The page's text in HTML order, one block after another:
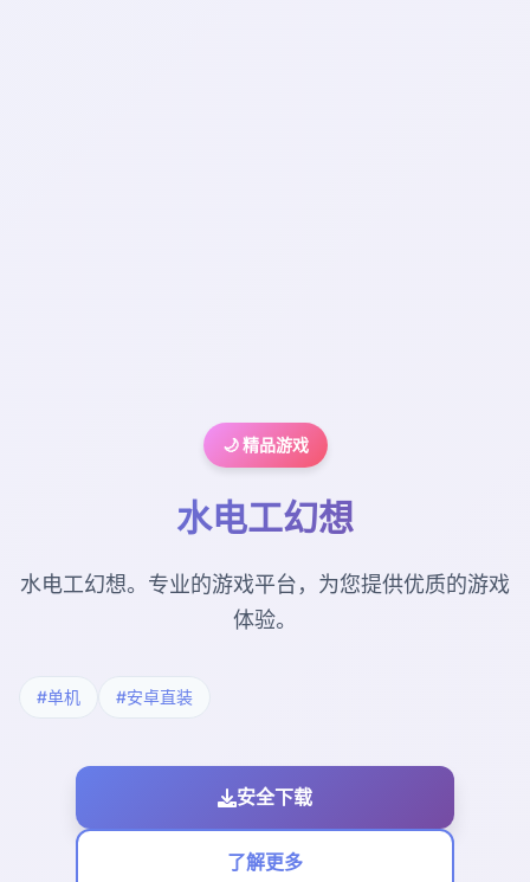
🌙 精品游戏
水电工幻想
水电工幻想。专业的游戏平台，为您提供优质的游戏
体验。
#单机 #安卓直装
安全下载
了解更多